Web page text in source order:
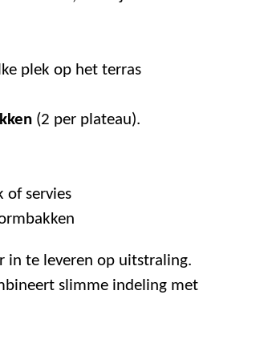
plek op het terras
(2 per plateau).
of servies
in te leveren op uitstraling.
slimme indeling met